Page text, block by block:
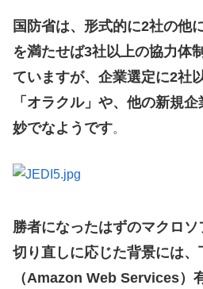
国防省は、形式的に2社の他
を満たせば3社以上の協力体
ていますが、企業選定に2社
「オラクル」や、他の新規
妙でなようです。
勝者になったはずのマクロ
切り直しに応じた背景には
（Amazon Web Services）